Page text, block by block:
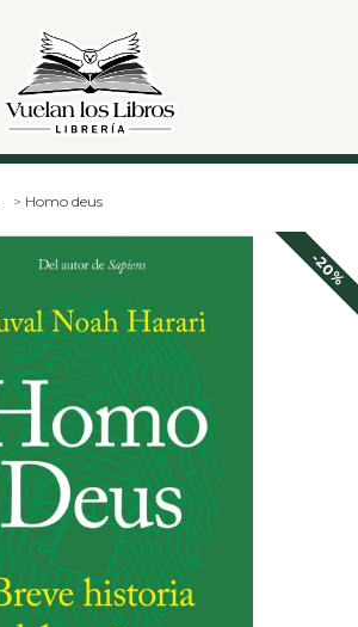
Homo deus
-20%